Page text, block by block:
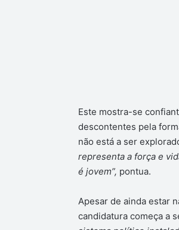
Este mostra-se
descontentes pela
não está a ser
representa a força e
é jovem”, pontua.
Apesar de ainda estar
candidatura começa a